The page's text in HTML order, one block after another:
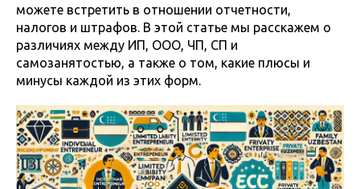
можете встретить в отношении отчетности,
налогов и штрафов. В этой статье мы расскажем о
различиях между ИП, ООО, ЧП, СП и
самозанятостью, а также о том, какие плюсы и
минусы каждой из этих форм.